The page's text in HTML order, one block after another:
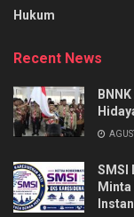
Hukum
Recent News
SMSI